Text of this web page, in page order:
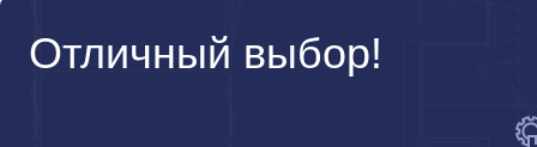
Отличный выбор!